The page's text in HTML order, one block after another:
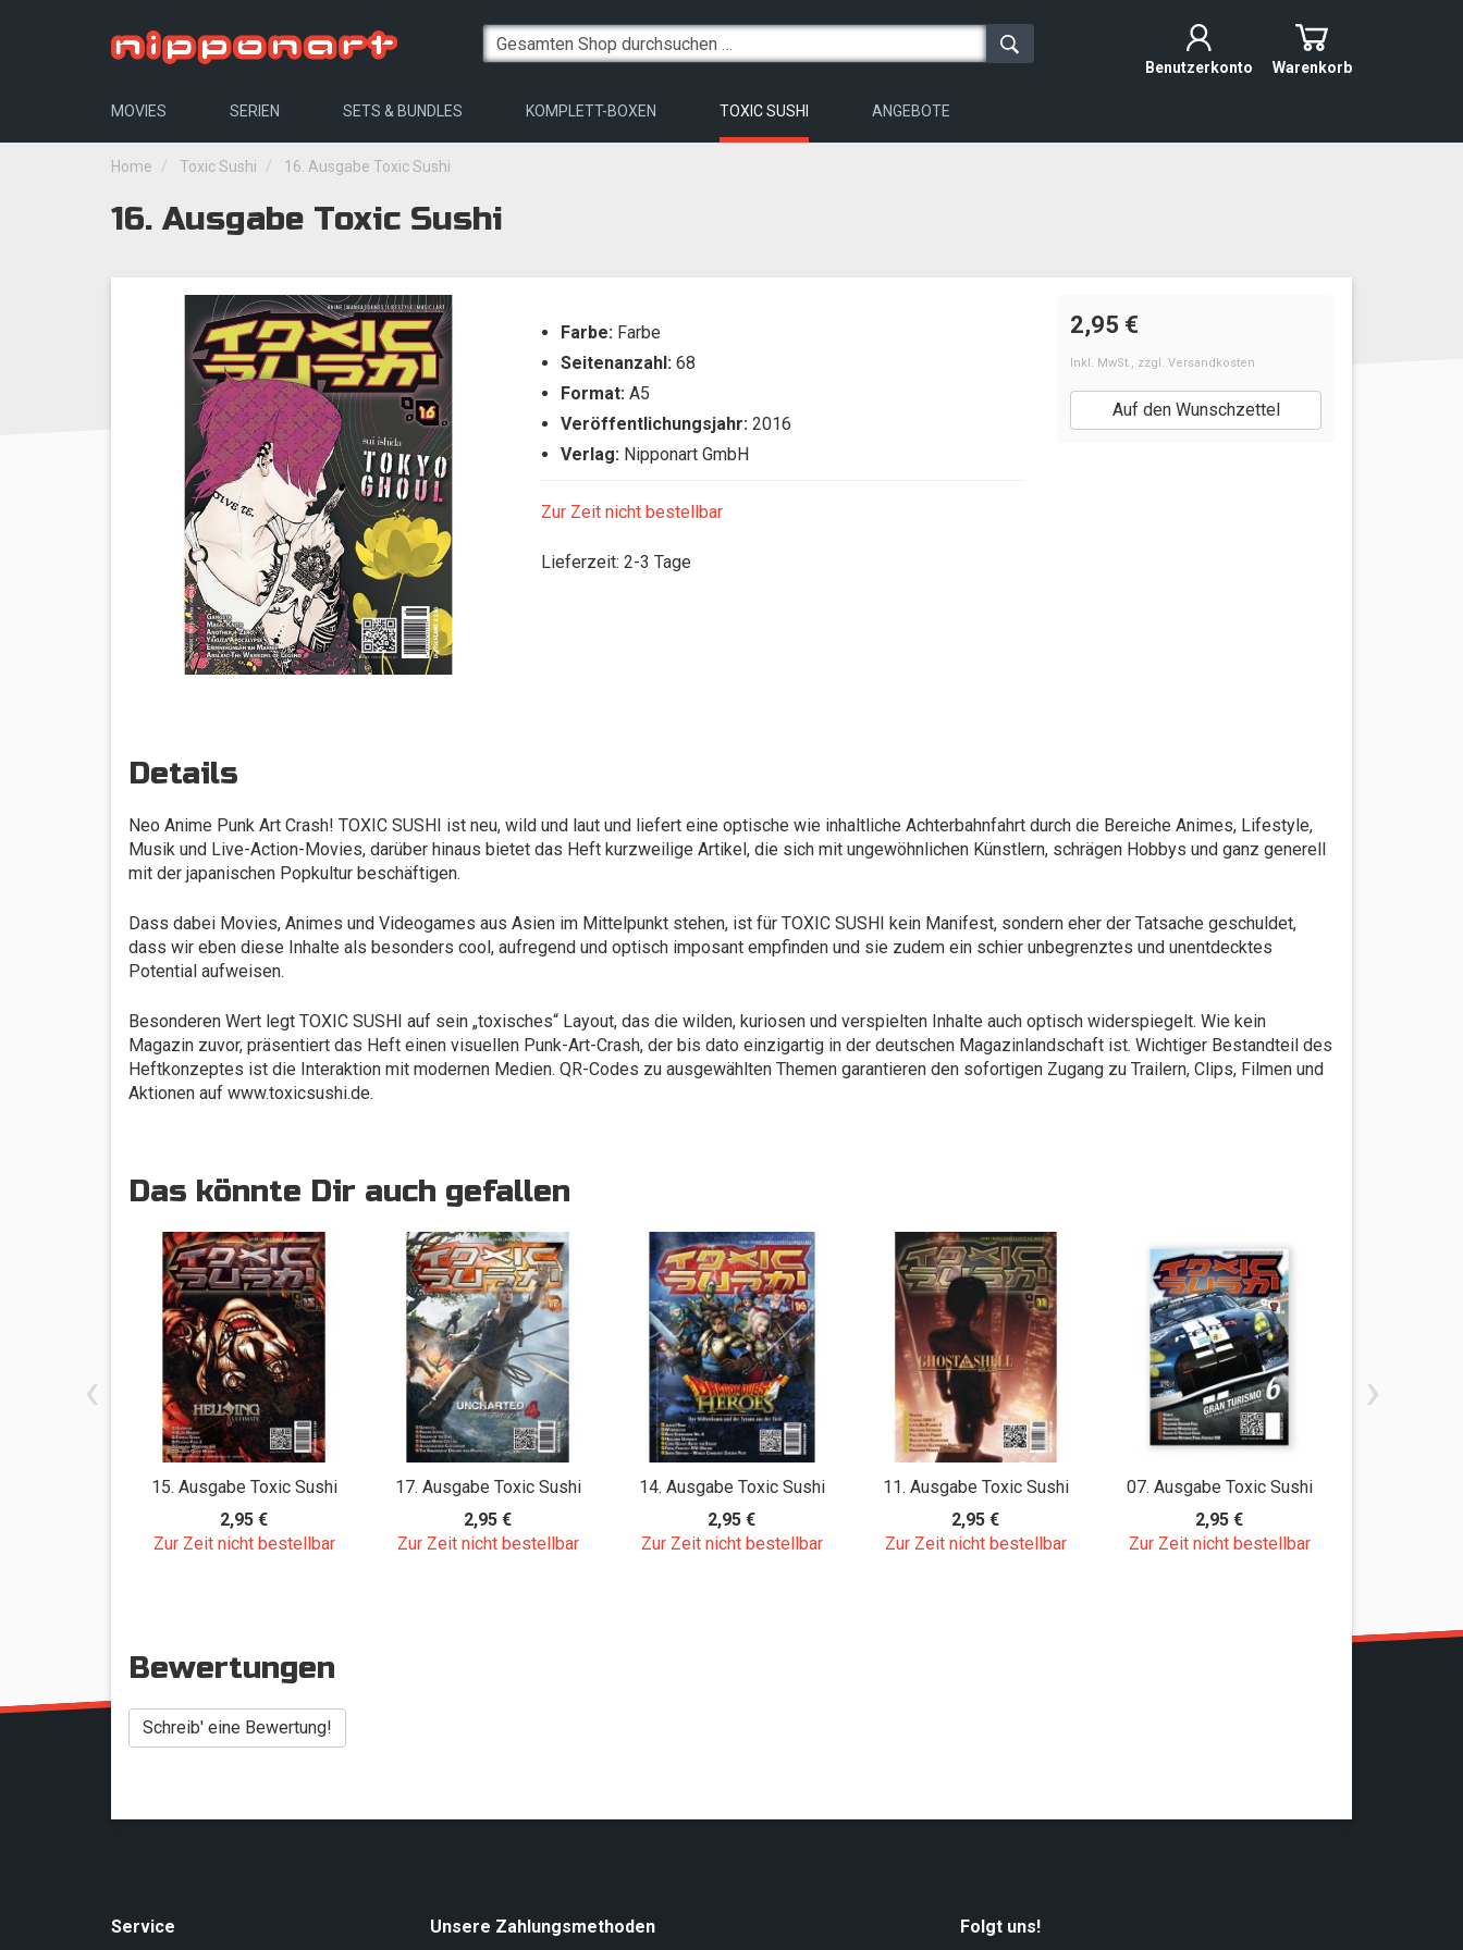
Benutzerkonto Warenkorb
MOVIES SERIEN SETS & BUNDLES KOMPLETT-BOXEN TOXIC SUSHI ANGEBOTE
Home Toxic Sushi 16. Ausgabe Toxic Sushi
16. Ausgabe Toxic Sushi
Farbe: Farbe
Seitenanzahl:68
Format:A5
Veröffentlichungsjahr:2016
Verlag: Nipponart GmbH
Zur Zeit nicht bestellbar
Lieferzeit: 2-3 Tage
2,95 €
Inkl. MwSt., zzgl.Versandkosten
Auf den Wunschzettel
Details
Neo Anime Punk Art Crash! TOXIC SUSHI ist neu, wild und laut und liefert eine optische wie inhaltliche Achterbahnfahrt durch die Bereiche Animes, Lifestyle,
Musik und Live-Action-Movies, darüber hinaus bietet das Heft kurzweilige Artikel, die sich mit ungewöhnlichen Künstlern, schrägen Hobbys und ganz generell
mit der japanischen Popkultur beschäftigen.
Dass dabei Movies, Animes und Videogames aus Asien im Mittelpunkt stehen, ist für TOXIC SUSHI kein Manifest, sondern eher der Tatsache geschuldet,
dass wir eben diese Inhalte als besonders cool, aufregend und optisch imposant empfinden und sie zudem ein schier unbegrenztes und unentdecktes
Potential aufweisen.
Besonderen Wert legt TOXIC SUSHI auf sein „toxisches“ Layout, das die wilden, kuriosen und verspielten Inhalte auch optisch widerspiegelt. Wie kein
Magazin zuvor, präsentiert das Heft einen visuellen Punk-Art-Crash, der bis dato einzigartig in der deutschen Magazinlandschaft ist. Wichtiger Bestandteil des
Heftkonzeptes ist die Interaktion mit modernen Medien. QR-Codes zu ausgewählten Themen garantieren den sofortigen Zugang zu Trailern, Clips, Filmen und
Aktionen auf www.toxicsushi.de.
Das könnte Dir auch gefallen
15. Ausgabe Toxic Sushi
2,95 €
Zur Zeit nicht bestellbar
17. Ausgabe Toxic Sushi
2,95 €
Zur Zeit nicht bestellbar
14. Ausgabe Toxic Sushi
2,95 €
Zur Zeit nicht bestellbar
11. Ausgabe Toxic Sushi
2,95 €
Zur Zeit nicht bestellbar
07. Ausgabe Toxic Sushi
2,95 €
Zur Zeit nicht bestellbar
‹ ›
Bewertungen
Schreib' eine Bewertung!
Service Unsere Zahlungsmethoden Folgt uns!